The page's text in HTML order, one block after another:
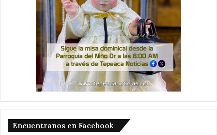
Encuentranos en Facebook